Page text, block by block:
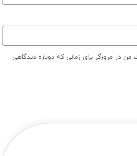
من در مرورگر برای زمانی که دوباره دیدگاهی